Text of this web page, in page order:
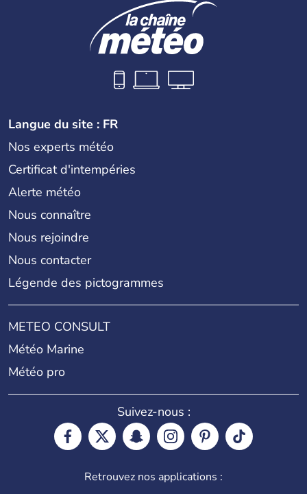
Langue du site : FR
Nos experts météo
Certificat d'intempéries
Alerte météo
Nous connaître
Nous rejoindre
Nous contacter
Légende des pictogrammes
METEO CONSULT
Météo Marine
Météo pro
Suivez-nous :
Retrouvez nos applications :